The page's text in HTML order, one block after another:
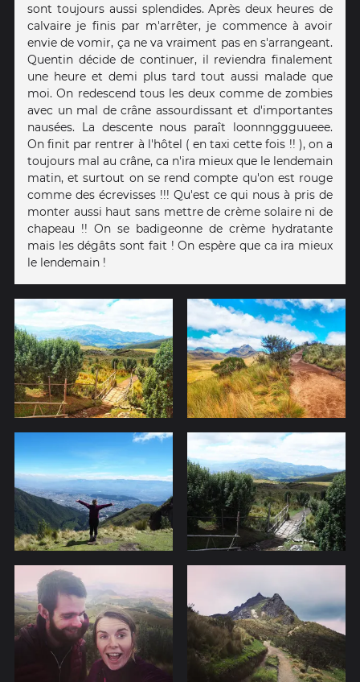
sont toujours aussi splendides. Après deux heures de
calvaire je finis par m'arrêter, je commence à avoir
envie de vomir, ça ne va vraiment pas en s'arrangeant.
Quentin décide de continuer, il reviendra finalement
une heure et demi plus tard tout aussi malade que
moi. On redescend tous les deux comme de zombies
avec un mal de crâne assourdissant et d'importantes
nausées. La descente nous paraît loonnnggguueee.
On finit par rentrer à l'hôtel ( en taxi cette fois !! ), on a
toujours mal au crâne, ca n'ira mieux que le lendemain
matin, et surtout on se rend compte qu'on est rouge
comme des écrevisses !!! Qu'est ce qui nous à pris de
monter aussi haut sans mettre de crème solaire ni de
chapeau !! On se badigeonne de crème hydratante
mais les dégâts sont fait ! On espère que ca ira mieux
le lendemain !